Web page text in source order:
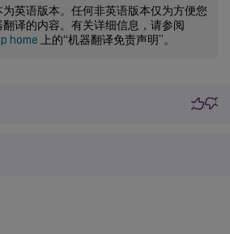
英语版本。任何非英语版本仅为方便您
译的内容。有关详细信息，请参阅
home 上的“机器翻译免责声明”。